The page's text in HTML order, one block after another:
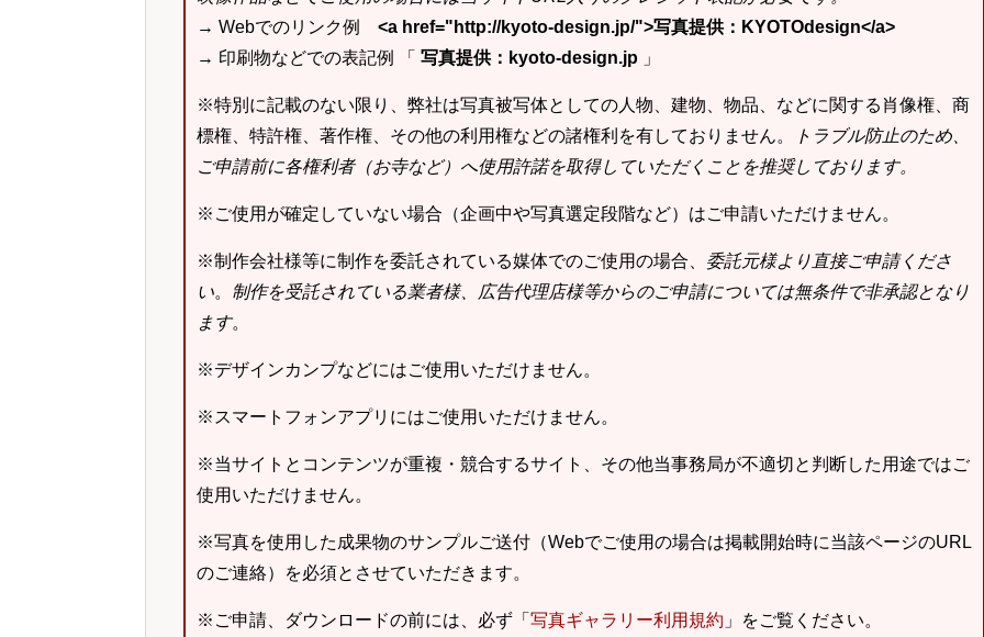
→ Webでのリンク例 <a href="http://kyoto-design.jp/">写真提供：KYOTOdesign</a>
→ 印刷物などでの表記例 「 写真提供：kyoto-design.jp 」
※特別に記載のない限り、弊社は写真被写体としての人物、建物、物品、などに関する肖像権、商
標権、特許権、著作権、その他の利用権などの諸権利を有しておりません。
トラブル防止のため、
ご申請前に各権利者（お寺など）へ使用許諾を取得していただくことを推奨しております。
※ご使用が確定していない場合（企画中や写真選定段階など）はご申請いただけません。
※制作会社様等に制作を委託されている媒体でのご使用の場合、 委託元様より直接ご申請くださ
い。 制作を受託されている業者様、広告代理店様等からのご申請については無条件で非承認となり
ます。
※デザインカンプなどにはご使用いただけません。
※スマートフォンアプリにはご使用いただけません。
※当サイトとコンテンツが重複・競合するサイト、その他当事務局が不適切と判断した用途ではご
使用いただけません。
※写真を使用した成果物のサンプルご送付（Webでご使用の場合は掲載開始時に当該ページのURL
のご連絡）を必須とさせていただきます。
※ご申請、ダウンロードの前には、必ず「 写真ギャラリー利用規約 」をご覧ください。